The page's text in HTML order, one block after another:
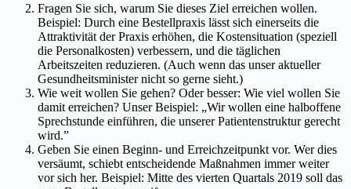
Fragen Sie sich, warum Sie dieses Ziel erreichen wollen.
Beispiel: Durch eine Bestellpraxis lässt sich einerseits die
Attraktivität der Praxis erhöhen, die Kostensituation (speziell
die Personalkosten) verbessern, und die täglichen
Arbeitszeiten reduzieren. (Auch wenn das unser aktueller
Gesundheitsminister nicht so gerne sieht.)
Wie weit wollen Sie gehen? Oder besser: Wie viel wollen Sie
damit erreichen? Unser Beispiel: „Wir wollen eine halboffene
Sprechstunde einführen, die unserer Patientenstruktur gerecht
wird.”
Geben Sie einen Beginn- und Erreichzeitpunkt vor. Wer dies
versäumt, schiebt entscheidende Maßnahmen immer weiter
vor sich her. Beispiel: Mitte des vierten Quartals 2019 soll das